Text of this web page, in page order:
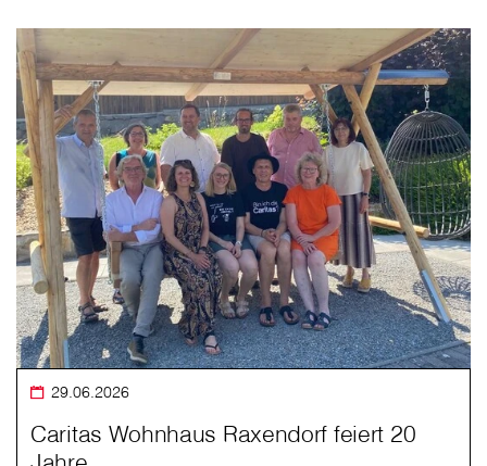
29.06.2026
Caritas Wohnhaus Raxendorf feiert 20